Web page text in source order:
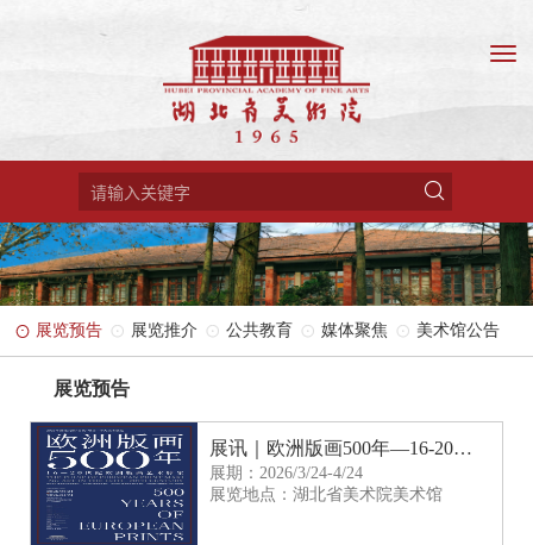
展览预告 展览推介 公共教育 媒体聚焦 美术馆公告
展览预告
展讯｜欧洲版画500年—16-20世纪欧洲版画艺术脉象
展期：2026/3/24-4/24
展览地点：湖北省美术院美术馆